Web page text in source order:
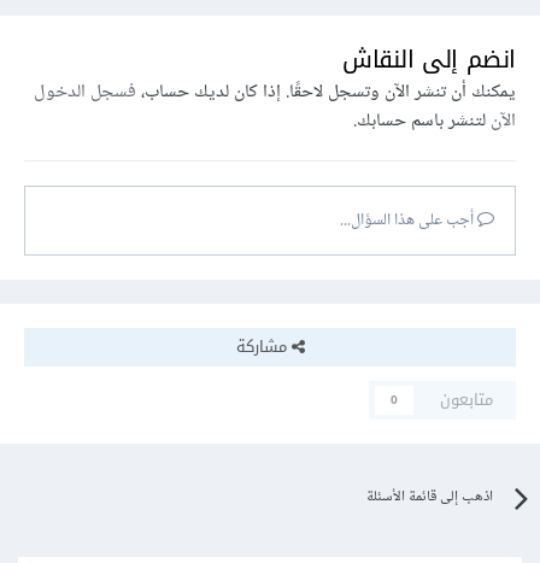
انضم إلى النقاش
يمكنك أن تنشر الآن وتسجل لاحقًا. إذا كان لديك حساب،فسجل الدخول
الآنلتنشر باسم حسابك.
أجب على هذا السؤال...
مشاركة
متابعون
0
اذهب إلى قائمة الأسئلة